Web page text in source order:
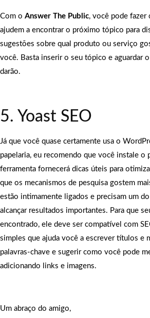
Com o Answer The Public, você pode fazer
ajudem a encontrar o próximo tópico para
sugestões sobre qual produto ou serviço
você. Basta inserir o seu tópico e aguardar
darão.
5. Yoast SEO
Já que você quase certamente usa o
papelaria, eu recomendo que você instale o
ferramenta fornecerá dicas úteis para
que os mecanismos de pesquisa gostem
estão intimamente ligados e precisam um
alcançar resultados importantes. Para que
encontrado, ele deve ser compatível com
simples que ajuda você a escrever títulos e
palavras-chave e sugerir como você pode
adicionando links e imagens.
Um abraço do amigo,